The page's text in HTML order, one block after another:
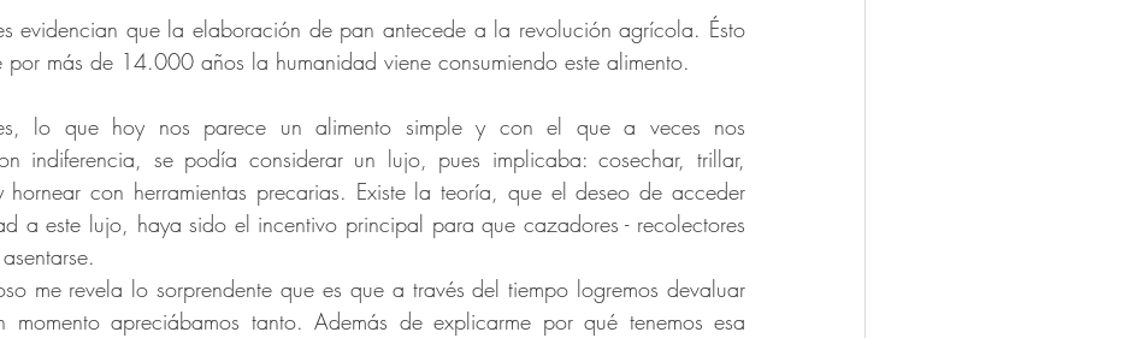
evidencian que la elaboración de pan antecede a la revolución agrícola. Ésto
por más de 14.000 años la humanidad viene consumiendo este alimento.
lo que hoy nos parece un alimento simple y con el que a veces nos
indiferencia, se podía considerar un lujo, pues implicaba: cosechar, trillar,
hornear con herramientas precarias. Existe la teoría, que el deseo de acceder
a este lujo, haya sido el incentivo principal para que cazadores - recolectores
me revela lo sorprendente que es que a través del tiempo logremos devaluar
apreciábamos tanto. Además de explicarme por qué tenemos esa